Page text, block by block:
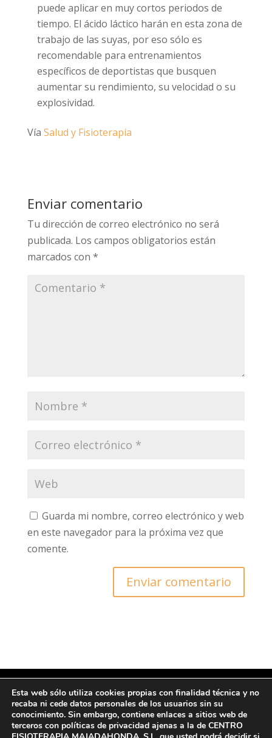
puede aplicar en muy cortos periodos de
tiempo. El ácido láctico harán en esta zona de
trabajo de las suyas, por eso sólo es
recomendable para entrenamientos
específicos de deportistas que busquen
aumentar su rendimiento, su velocidad o su
explosividad.
Vía Salud y Fisioterapia
Enviar comentario
Tu dirección de correo electrónico no será
publicada. Los campos obligatorios están
marcados con *
Guarda mi nombre, correo electrónico y web
en este navegador para la próxima vez que
comente.
© Copyright 2022 CFM
Esta web sólo utiliza cookies propias con finalidad técnica y no
recaba ni cede datos personales de los usuarios sin su
conocimiento. Sin embargo, contiene enlaces a sitios web de
terceros con políticas de privacidad ajenas a la de CENTRO